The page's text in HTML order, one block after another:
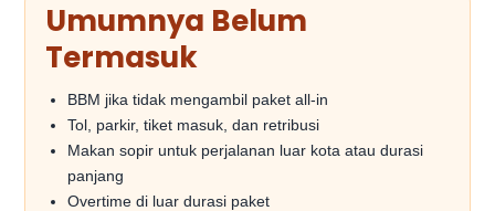
Umumnya Belum
Termasuk
BBM jika tidak mengambil paket all-in
Tol, parkir, tiket masuk, dan retribusi
Makan sopir untuk perjalanan luar kota atau durasi
panjang
Overtime di luar durasi paket